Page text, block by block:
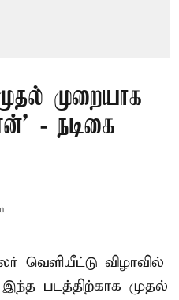
முறையாக
- நடிகை
வெளியீட்டு விழாவில்
படத்திற்காக முதல்